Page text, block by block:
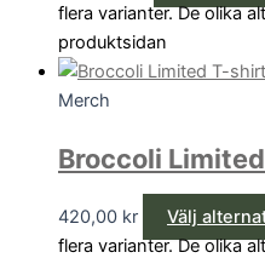
flera varianter. De olika
produktsidan
Merch
Broccoli
420,00 kr Välj
flera varianter. De olika